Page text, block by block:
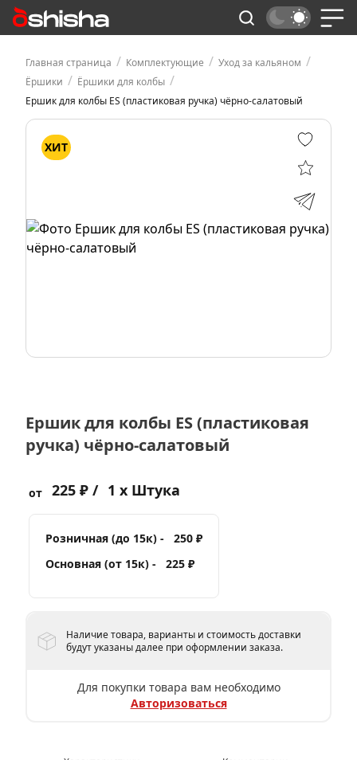
Главная страница / Комплектующие / Уход за кальяном /
Ёршики / Ёршики для колбы /
Ершик для колбы ES (пластиковая ручка) чёрно-салатовый
ХИТ
Ершик для колбы ES (пластиковая
ручка) чёрно-салатовый
от 225 ₽ / 1 x Штука
Розничная (до 15к) -
250 ₽
Основная (от 15к) -
225 ₽
Наличие товара, варианты и стоимость доставки
будут указаны далее при оформлении заказа.
Для покупки товара вам необходимо
Авторизоваться